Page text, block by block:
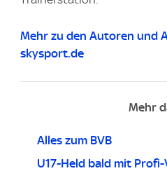
Mehr zu den Autoren und
skysport.de
Mehr
Alles zum BVB
U17-Held bald mit